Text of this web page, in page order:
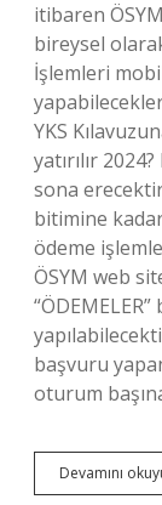
itibaren
bireysel
İşlemleri
YKS
yatırılır
sona
bitimine
ödeme
ÖSYM web
başvuru
oturum
Devamını